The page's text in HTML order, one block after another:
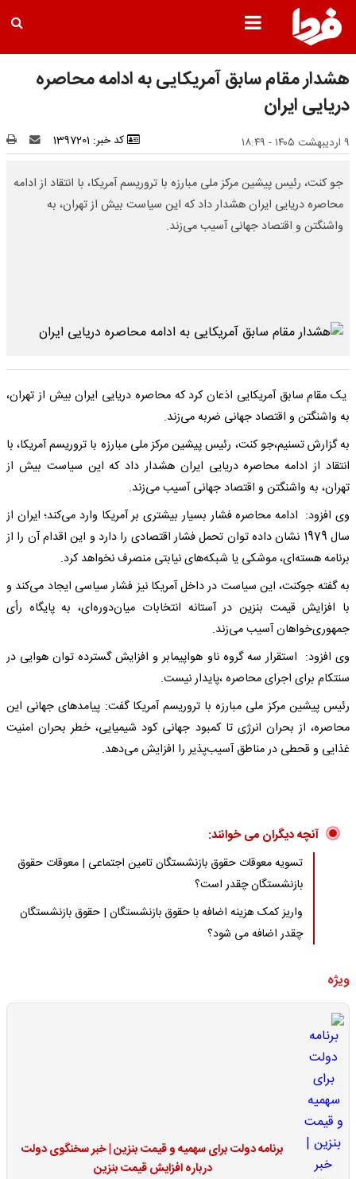
هشدار مقام سابق آمریکایی به ادامه محاصره
دریایی ایران
۹ اردیبهشت ۱۴۰۵ - ۱۸:۴۹ کد خبر: 1397201
جو کنت، رئیس پیشین مرکز ملی مبارزه با تروریسم آمریکا، با انتقاد از ادامه
محاصره دریایی ایران هشدار داد که این سیاست بیش از تهران، به
واشنگتن و اقتصاد جهانی آسیب می‌زند.​
یک مقام سابق آمریکایی اذعان کرد که محاصره دریایی ایران بیش از تهران،
به واشنگتن و اقتصاد جهانی ضربه می‌زند.
به گزارش تسنیم،‌جو کنت، رئیس پیشین مرکز ملی مبارزه با تروریسم آمریکا، با
انتقاد از ادامه محاصره دریایی ایران هشدار داد که این سیاست بیش از
تهران، به واشنگتن و اقتصاد جهانی آسیب می‌زند.
وی افزود: ادامه محاصره فشار بسیار بیشتری بر آمریکا وارد می‌کند؛ ایران از
سال 1979 نشان داده توان تحمل فشار اقتصادی را دارد و این اقدام آن را از
برنامه هسته‌ای، موشکی یا شبکه‌های نیابتی منصرف نخواهد کرد.
به گفته جوکنت، این سیاست در داخل آمریکا نیز فشار سیاسی ایجاد می‌کند و
با افزایش قیمت بنزین در آستانه انتخابات میان‌دوره‌ای، به پایگاه رأی
جمهوری‌خواهان آسیب می‌زند.
وی افزود: استقرار سه گروه ناو هواپیمابر و افزایش گسترده توان هوایی در
سنتکام برای اجرای محاصره ،پایدار نیست.
رئیس پیشین مرکز ملی مبارزه با تروریسم آمریکا گفت: پیامدهای جهانی این
محاصره، از بحران انرژی تا کمبود جهانی کود شیمیایی، خطر بحران امنیت
غذایی و قحطی در مناطق آسیب‌پذیر را افزایش می‌دهد.
آنچه دیگران می خوانند:
تسویه معوقات حقوق بازنشستگان تامین اجتماعی | معوقات حقوق
بازنشستگان چقدر است؟
واریز کمک هزینه اضافه با حقوق بازنشستگان | حقوق بازنشستگان
چقدر اضافه می شود؟
ویژه
برنامه دولت برای سهمیه و قیمت بنزین | خبر سخنگوی دولت
درباره افزایش قیمت بنزین